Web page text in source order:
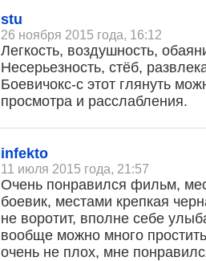
stu
26 ноября 2015 года, 16:12
Легкость, воздушность,
Несерьезность, стёб,
Боевичокс-с этот глянуть
просмотра и расслабления.
infekto
11 июля 2015 года, 21:57
Очень понравился фильм,
боевик, местами крепкая
не воротит, вполне себе
вообще можно много
очень не плох, мне